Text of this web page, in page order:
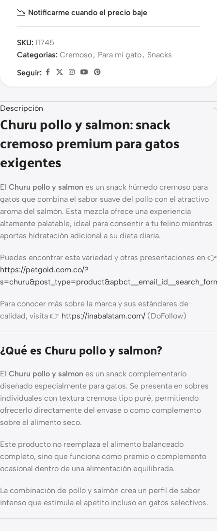
Notificarme cuando el precio baje
SKU: 11745
Categorías: Cremoso, Para mi gato, Snacks
Seguir:
Descripción
Churu pollo y salmon: snack
cremoso premium para gatos
exigentes
El Churu pollo y salmon es un snack húmedo cremoso para
gatos que combina el sabor suave del pollo con el atractivo
aroma del salmón. Esta mezcla ofrece una experiencia
altamente palatable, ideal para consentir a tu felino mientras
aportas hidratación adicional a su dieta diaria.
Puedes encontrar esta variedad y otras presentaciones en 👉
https://petgold.com.co/?
Para conocer más sobre la marca y sus estándares de
calidad, visita 👉 https://inabalatam.com/ (DoFollow)
¿Qué es Churu pollo y salmon?
El Churu pollo y salmon es un snack complementario
diseñado especialmente para gatos. Se presenta en sobres
individuales con textura cremosa tipo puré, permitiendo
ofrecerlo directamente del envase o como complemento
sobre el alimento seco.
Este producto no reemplaza el alimento balanceado
completo, sino que funciona como premio o complemento
ocasional dentro de una alimentación equilibrada.
La combinación de pollo y salmón crea un perfil de sabor
intenso que estimula el apetito incluso en gatos selectivos.